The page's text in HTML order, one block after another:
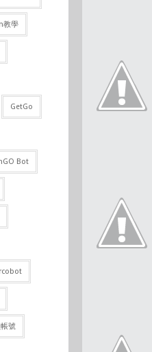
教學
GetGo
Bot
號